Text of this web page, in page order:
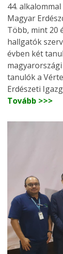
44.
Magyar
Több, mint 20
hallgatók
évben két
tanulók a
Erdészeti
Tovább >>>